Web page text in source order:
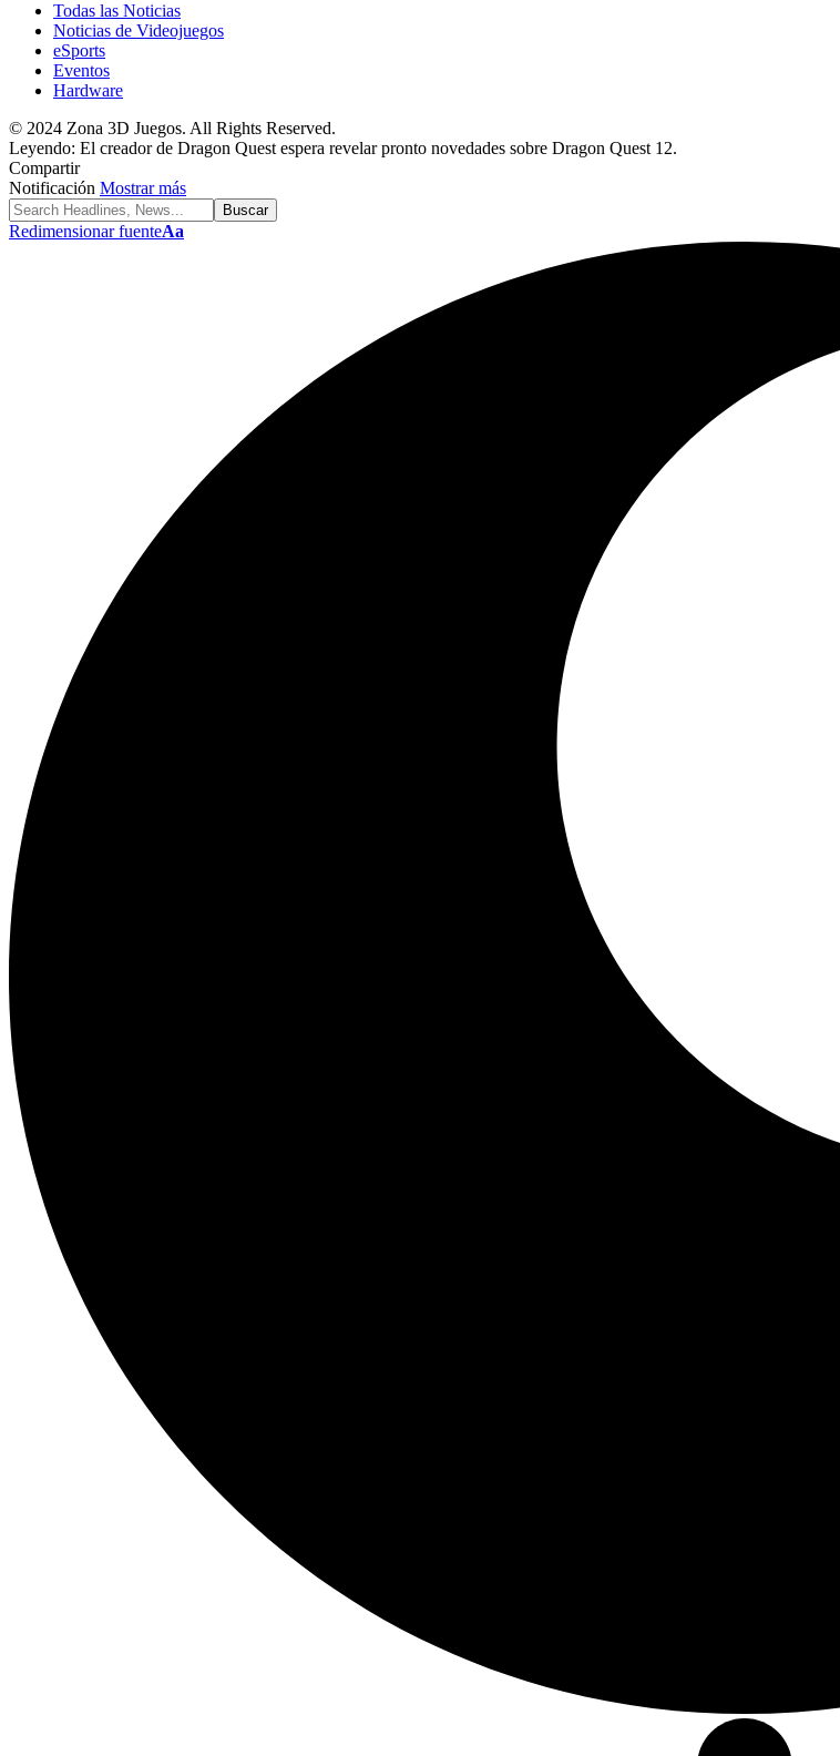
Todas las Noticias
Noticias de Videojuegos
eSports
Eventos
Hardware
© 2024 Zona 3D Juegos. All Rights Reserved.
Leyendo: El creador de Dragon Quest espera revelar pronto novedades sobre Dragon Quest 12.
Compartir
Notificación Mostrar más
Redimensionar fuenteAa